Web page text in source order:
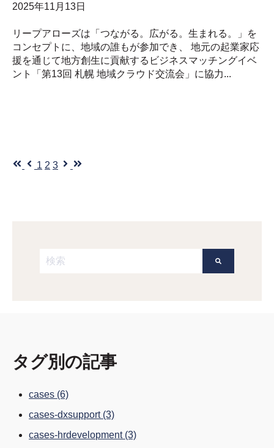
2025年11月13日
リープアローズは「つながる。広がる。生まれる。」を
コンセプトに、地域の誰もが参加でき、 地元の起業家応
援を通じて地方創生に貢献するビジネスマッチングイベ
ント「第13回 札幌 地域クラウド交流会」に協力...
最初前へ
1 2 3 次へ最後
これは、自動候補機能付きの検索フィールドです。
タグ別の記事
cases (6)
cases-dxsupport (3)
cases-hrdevelopment (3)